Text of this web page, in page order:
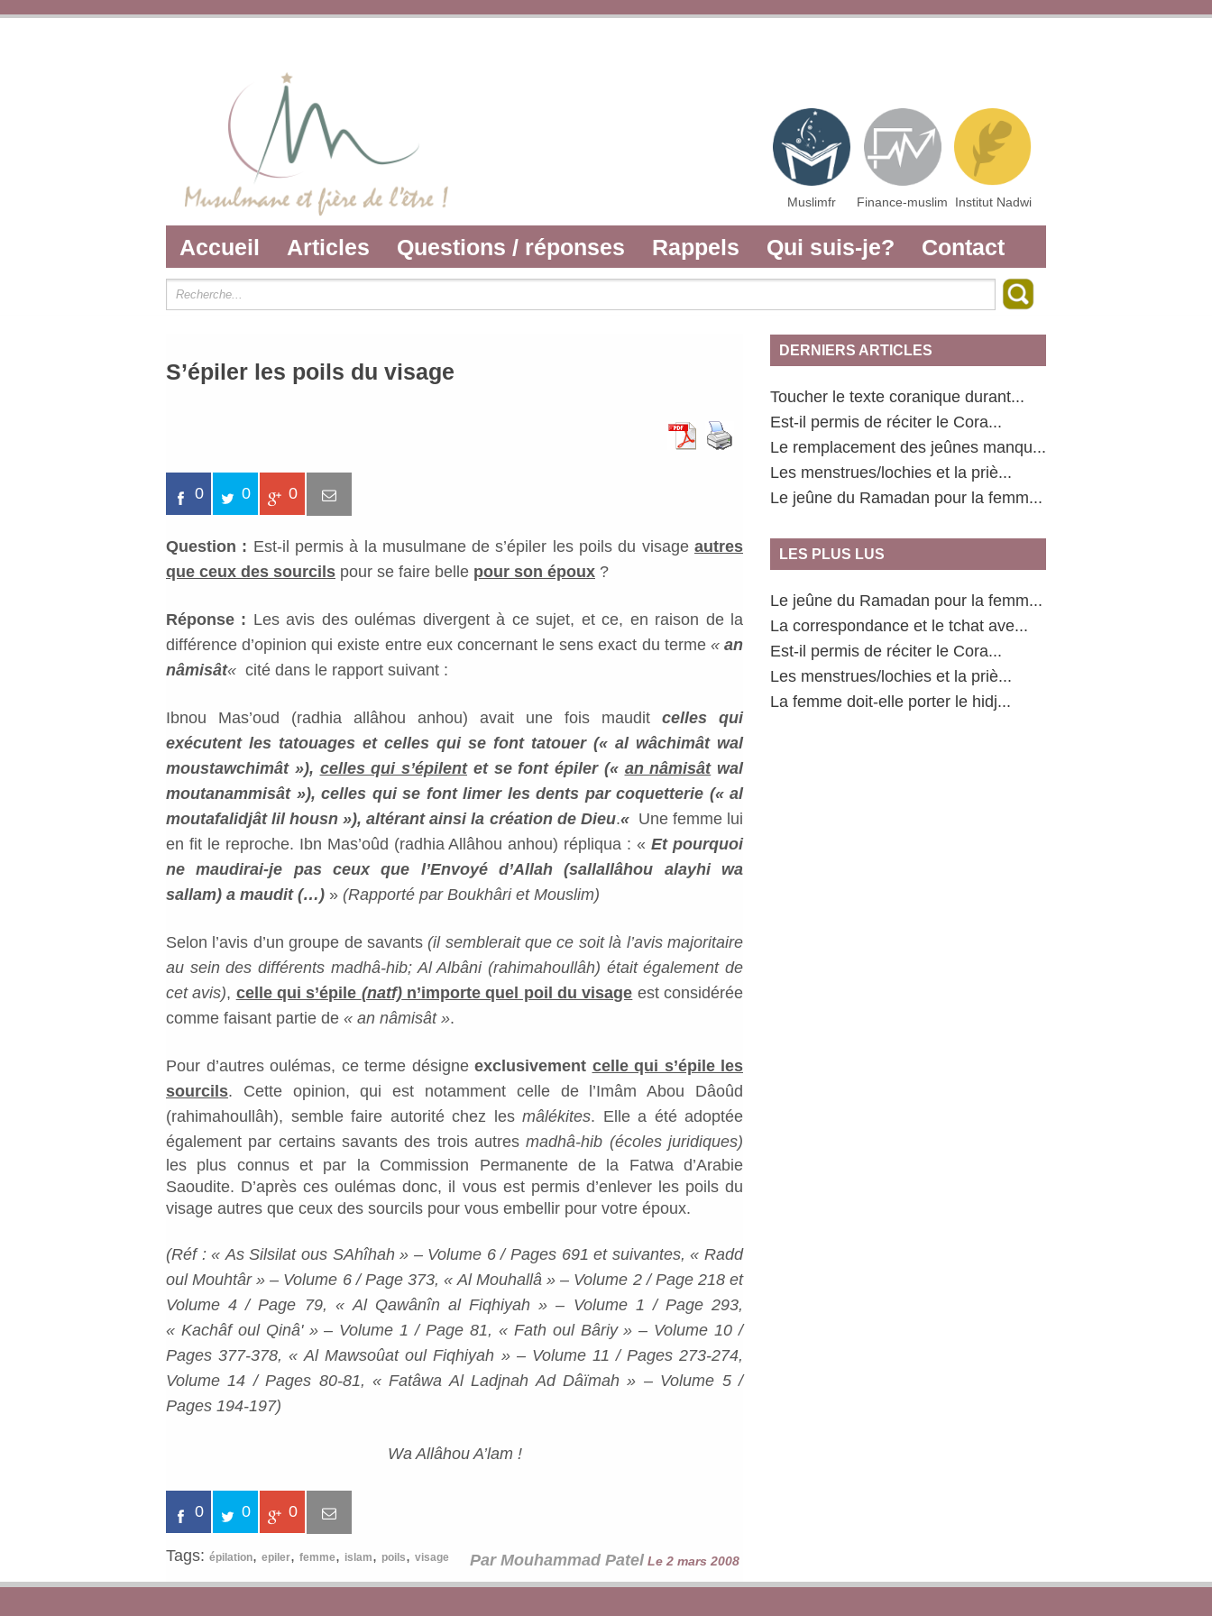
Muslimfr Finance-muslim Institut Nadwi
Accueil Articles Questions / réponses Rappels Qui suis-je? Contact
S’épiler les poils du visage
0 0 0
Question : Est-il permis à la musulmane de s’épiler les poils du visageautres
que ceux des sourcils pour se faire belle pour son époux ?
Réponse : Les avis des oulémas divergent à ce sujet, et ce, en raison de la
différence d’opinion qui existe entre eux concernant le sens exact du terme «an
nâmisât« cité dans le rapport suivant :
Ibnou Mas’oud (radhia allâhou anhou) avait une fois maudit celles qui
exécutent les tatouages et celles qui se font tatouer (« al wâchimât wal
moustawchimât »), celles qui s’épilentet se font épiler (« an nâmisâtwal
moutanammisât »), celles qui se font limer les dents par coquetterie (« al
moutafalidjât lil housn »), altérant ainsi la création de Dieu.« Une femme lui
en fit le reproche. Ibn Mas’oûd (radhia Allâhou anhou) répliqua : «Et pourquoi
ne maudirai-je pas ceux que l’Envoyé d’Allah (sallallâhou alayhi wa
sallam) a maudit (…) » (Rapporté par Boukhâri et Mouslim)
Selon l’avis d’un groupe de savants(il semblerait que ce soit là l’avis majoritaire
au sein des différents madhâ-hib; Al Albâni (rahimahoullâh) était également de
cet avis), celle qui s’épile (natf)n’importe quel poil du visage est considérée
comme faisant partie de « an nâmisât ».
Pour d’autres oulémas, ce terme désigne exclusivement celle qui s’épile les
sourcils. Cette opinion, qui est notamment celle de l’Imâm Abou Dâoûd
(rahimahoullâh), semble faire autorité chez les mâlékites. Elle a été adoptée
également par certains savants des trois autresmadhâ-hib (écoles juridiques)
les plus connus et par la Commission Permanente de la Fatwa d’Arabie
Saoudite. D’après ces oulémas donc, il vous est permis d’enlever les poils du
visage autres que ceux des sourcils pour vous embellir pour votre époux.
(Réf : « As Silsilat ous SAhîhah » – Volume 6 / Pages 691 et suivantes, « Radd
oul Mouhtâr » – Volume 6 / Page 373, « Al Mouhallâ » – Volume 2 / Page 218 et
Volume 4 / Page 79, « Al Qawânîn al Fiqhiyah » – Volume 1 / Page 293,
« Kachâf oul Qinâ' » – Volume 1 / Page 81, « Fath oul Bâriy » – Volume 10 /
Pages 377-378, « Al Mawsoûat oul Fiqhiyah » – Volume 11 / Pages 273-274,
Volume 14 / Pages 80-81, « Fatâwa Al Ladjnah Ad Dâïmah » – Volume 5 /
Pages 194-197)
Wa Allâhou A’lam !
0 0 0
Par Mouhammad Patel Le 2 mars 2008
Tags: épilation, epiler, femme, islam, poils, visage
DERNIERS ARTICLES
Toucher le texte coranique durant...
Est-il permis de réciter le Cora...
Le remplacement des jeûnes manqu...
Les menstrues/lochies et la priè...
Le jeûne du Ramadan pour la femm...
LES PLUS LUS
Le jeûne du Ramadan pour la femm...
La correspondance et le tchat ave...
Est-il permis de réciter le Cora...
Les menstrues/lochies et la priè...
La femme doit-elle porter le hidj...